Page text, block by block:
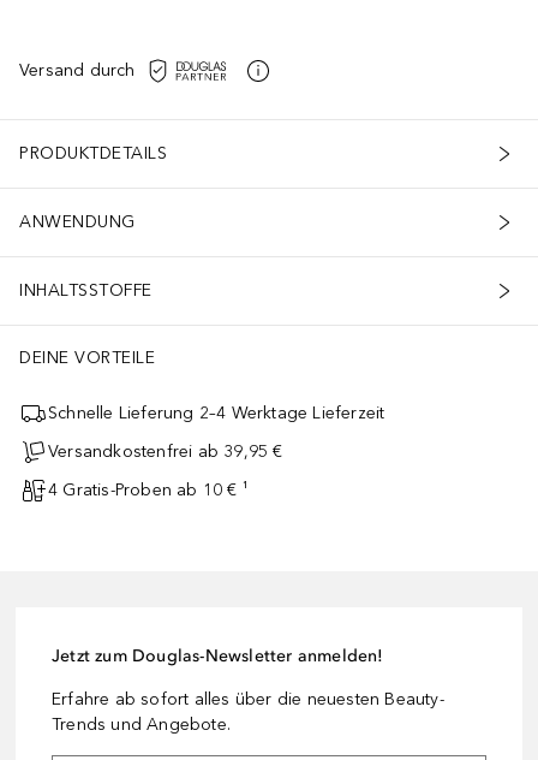
Versand durch
PRODUKTDETAILS
ANWENDUNG
INHALTSSTOFFE
DEINE VORTEILE
Schnelle Lieferung 2–4 Werktage Lieferzeit
Versandkostenfrei ab 39,95 €
4 Gratis-Proben ab 10 € ¹
Jetzt zum Douglas-Newsletter anmelden!
Erfahre ab sofort alles über die neuesten Beauty-
Trends und Angebote.